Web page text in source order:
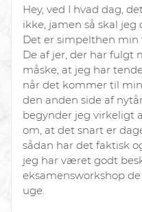
Hey, ved I hvad dag,
ikke, jamen så skal
Det er simpelthen min
De af jer, der har fulgt
måske, at jeg har
når det kommer til
den anden side af
begynder jeg virkeligt
om, at det snart er dag
sådan har det faktisk
jeg har været godt
eksamensworkshop
uge.